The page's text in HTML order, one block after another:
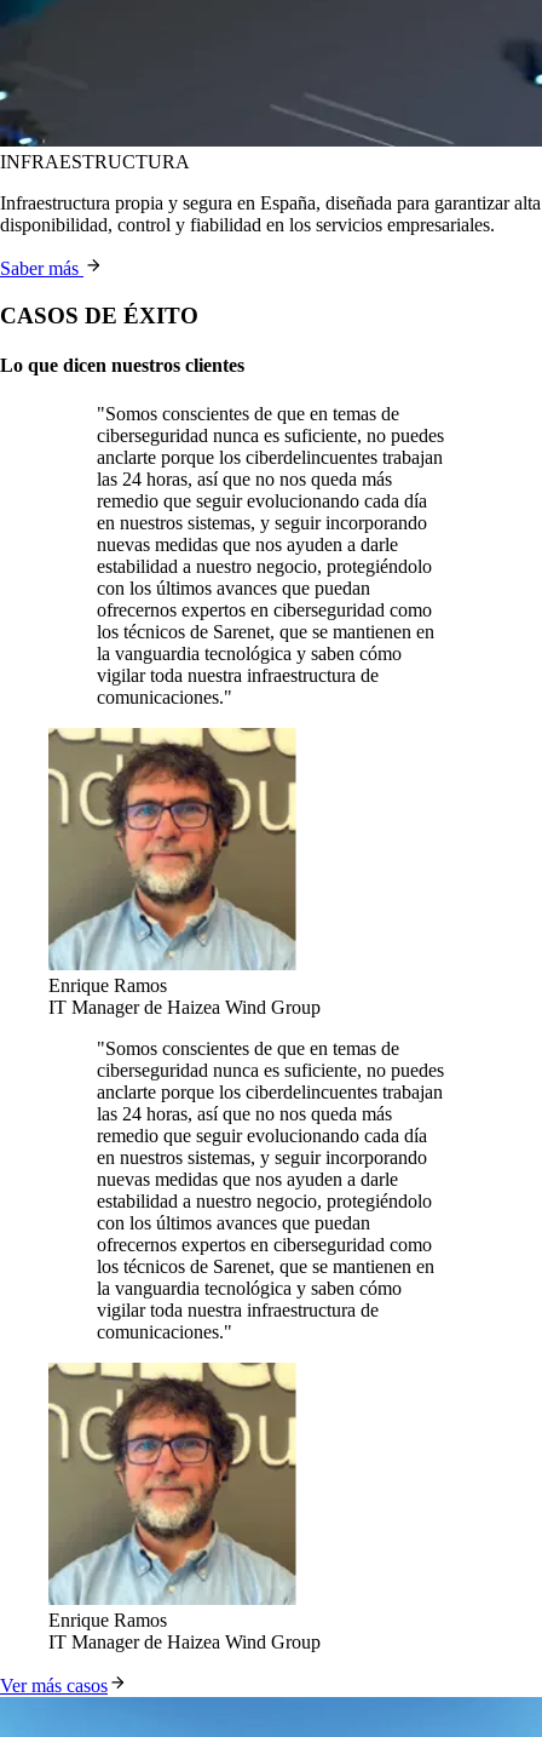
INFRAESTRUCTURA
Infraestructura propia y segura en España, diseñada para garantizar alta
disponibilidad, control y fiabilidad en los servicios empresariales.
Saber más
CASOS DE ÉXITO
Lo que dicen nuestros clientes
"Somos conscientes de que en temas de
ciberseguridad nunca es suficiente, no puedes
anclarte porque los ciberdelincuentes trabajan
las 24 horas, así que no nos queda más
remedio que seguir evolucionando cada día
en nuestros sistemas, y seguir incorporando
nuevas medidas que nos ayuden a darle
estabilidad a nuestro negocio, protegiéndolo
con los últimos avances que puedan
ofrecernos expertos en ciberseguridad como
los técnicos de Sarenet, que se mantienen en
la vanguardia tecnológica y saben cómo
vigilar toda nuestra infraestructura de
comunicaciones."
Enrique Ramos
IT Manager de Haizea Wind Group
"Somos conscientes de que en temas de
ciberseguridad nunca es suficiente, no puedes
anclarte porque los ciberdelincuentes trabajan
las 24 horas, así que no nos queda más
remedio que seguir evolucionando cada día
en nuestros sistemas, y seguir incorporando
nuevas medidas que nos ayuden a darle
estabilidad a nuestro negocio, protegiéndolo
con los últimos avances que puedan
ofrecernos expertos en ciberseguridad como
los técnicos de Sarenet, que se mantienen en
la vanguardia tecnológica y saben cómo
vigilar toda nuestra infraestructura de
comunicaciones."
Enrique Ramos
IT Manager de Haizea Wind Group
Ver más casos